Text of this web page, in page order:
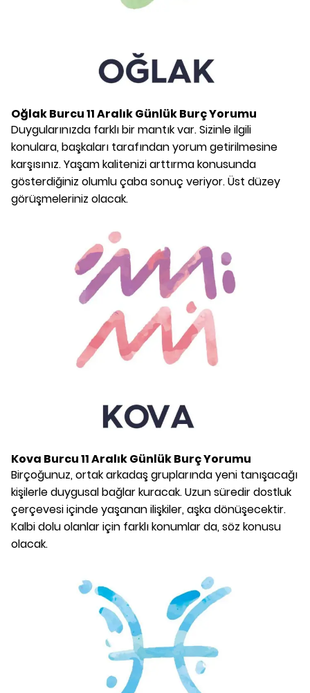
Oğlak Burcu11 AralıkGünlük Burç Yorumu
Duygularınızda farklı bir mantık var. Sizinle ilgili
konulara, başkaları tarafından yorum getirilmesine
karşısınız. Yaşam kalitenizi arttırma konusunda
gösterdiğiniz olumlu çaba sonuç veriyor. Üst düzey
görüşmeleriniz olacak.
Kova Burcu11 AralıkGünlük Burç Yorumu
Birçoğunuz, ortak arkadaş gruplarında yeni tanışacağı
kişilerle duygusal bağlar kuracak. Uzun süredir dostluk
çerçevesi içinde yaşanan ilişkiler, aşka dönüşecektir.
Kalbi dolu olanlar için farklı konumlar da, söz konusu
olacak.